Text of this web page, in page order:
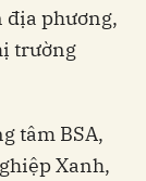
địa phương,
trường
tâm BSA,
Xanh,